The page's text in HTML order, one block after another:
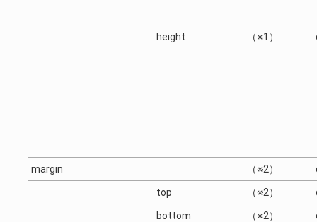
height （※1）
margin （※2）
top （※2）
bottom （※2）